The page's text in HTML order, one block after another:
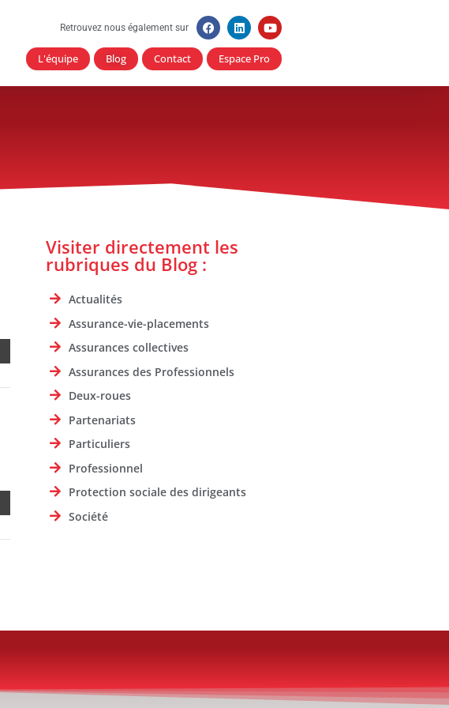
Retrouvez nous également sur
L'équipe Blog Contact Espace Pro
Visiter directement les
rubriques du Blog :
Actualités
Assurance-vie-placements
Assurances collectives
Assurances des Professionnels
Deux-roues
Partenariats
Particuliers
Professionnel
Protection sociale des dirigeants
Société